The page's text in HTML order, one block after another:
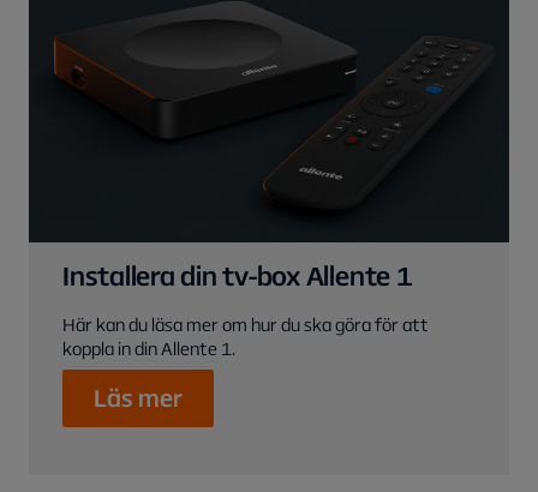
Installera din tv-box Allente 1
Här kan du läsa mer om hur du ska göra för att
koppla in din Allente 1.
Läs mer